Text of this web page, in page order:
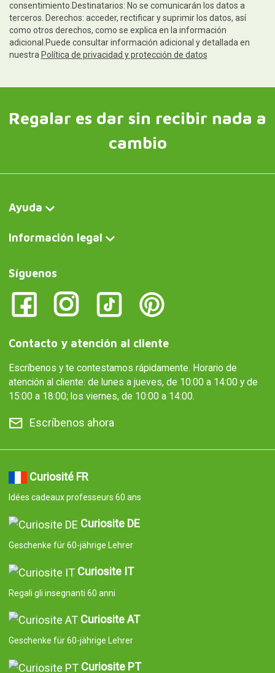
consentimiento.Destinatarios: No se comunicarán los datos a
terceros. Derechos: acceder, rectificar y suprimir los datos, así
como otros derechos, como se explica en la información
adicional.Puede consultar información adicional y detallada en
nuestra Política de privacidad y protección de datos
Regalar es dar sin recibir nada a
cambio
Ayuda
Información legal
Síguenos
Contacto y atención al cliente
Escríbenos y te contestamos rápidamente. Horario de
atención al cliente: de lunes a jueves, de 10:00 a 14:00 y de
15:00 a 18:00; los viernes, de 10:00 a 14:00.
Escríbenos ahora
Curiosité FR
Idées cadeaux professeurs 60 ans
Curiosite DE
Geschenke für 60-jährige Lehrer
Curiosite IT
Regali gli insegnanti 60 anni
Curiosite AT
Geschenke für 60-jährige Lehrer
Curiosite PT